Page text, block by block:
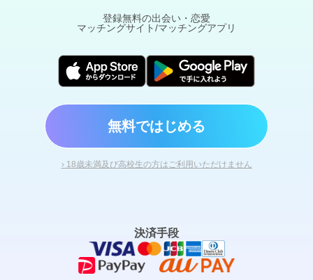
登録無料の出会い・恋愛
マッチングサイト/マッチングアプリ
無料ではじめる
› 18歳未満及び高校生の方はご利用いただけません
決済手段